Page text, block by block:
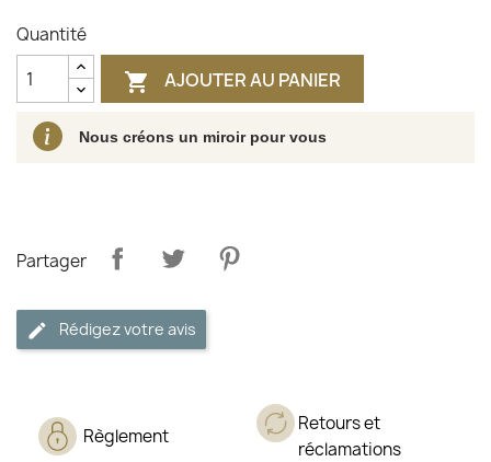
Quantité
 AJOUTER AU PANIER
Nous créons un miroir pour vous
Partager
Rédigez votre avis
Règlement
Retours et
réclamations